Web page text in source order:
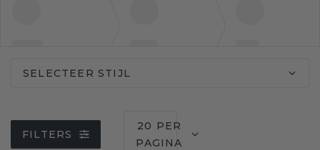
SELECTEER STIJL
FILTERS
20 PER
PAGINA